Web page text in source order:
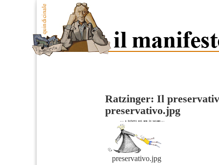
Ratzinger: Il
preservativo.jpg
preservativo.jpg